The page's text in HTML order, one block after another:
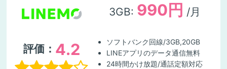
3GB: 990円 /月
評価： 4.2
ソフトバンク回線/3GB,20GB
LINEアプリのデータ通信無料
24時間かけ放題/通話定額対応